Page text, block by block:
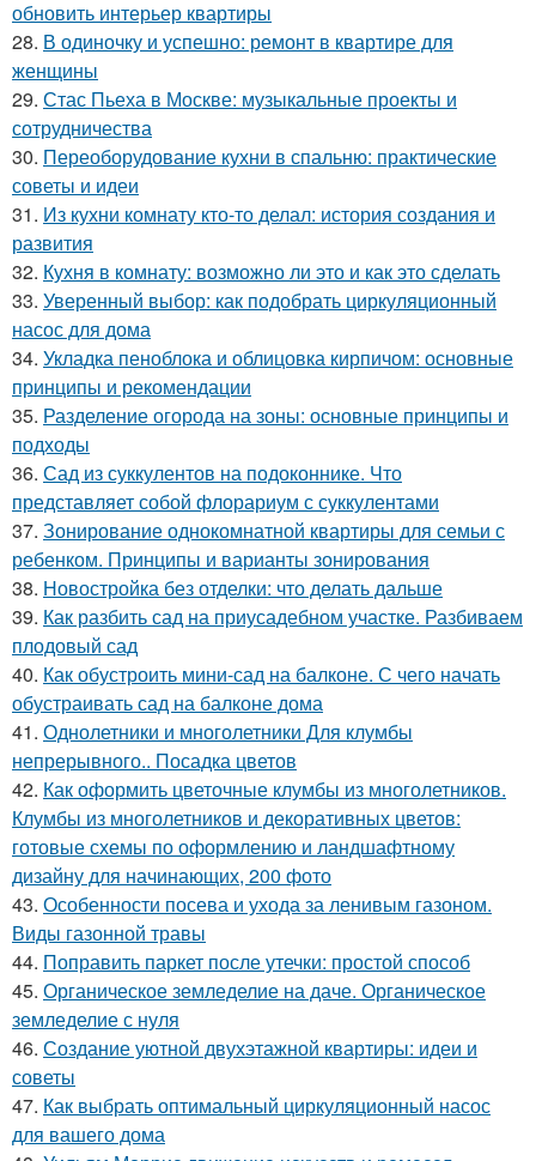
обновить интерьер квартиры
28. В одиночку и успешно: ремонт в квартире для
женщины
29. Стас Пьеха в Москве: музыкальные проекты и
сотрудничества
30. Переоборудование кухни в спальню: практические
советы и идеи
31. Из кухни комнату кто-то делал: история создания и
развития
32. Кухня в комнату: возможно ли это и как это сделать
33. Уверенный выбор: как подобрать циркуляционный
насос для дома
34. Укладка пеноблока и облицовка кирпичом: основные
принципы и рекомендации
35. Разделение огорода на зоны: основные принципы и
подходы
36. Сад из суккулентов на подоконнике. Что
представляет собой флорариум с суккулентами
37. Зонирование однокомнатной квартиры для семьи с
ребенком. Принципы и варианты зонирования
38. Новостройка без отделки: что делать дальше
39. Как разбить сад на приусадебном участке. Разбиваем
плодовый сад
40. Как обустроить мини-сад на балконе. С чего начать
обустраивать сад на балконе дома
41. Однолетники и многолетники Для клумбы
непрерывного.. Посадка цветов
42. Как оформить цветочные клумбы из многолетников.
Клумбы из многолетников и декоративных цветов:
готовые схемы по оформлению и ландшафтному
дизайну для начинающих, 200 фото
43. Особенности посева и ухода за ленивым газоном.
Виды газонной травы
44. Поправить паркет после утечки: простой способ
45. Органическое земледелие на даче. Органическое
земледелие с нуля
46. Создание уютной двухэтажной квартиры: идеи и
советы
47. Как выбрать оптимальный циркуляционный насос
для вашего дома